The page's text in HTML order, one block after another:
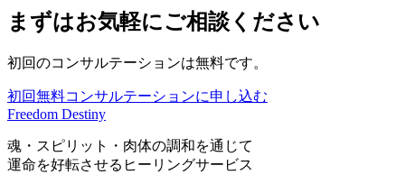
まずはお気軽にご相談ください
初回のコンサルテーションは無料です。
初回無料コンサルテーションに申し込む
Freedom Destiny
魂・スピリット・肉体の調和を通じて
運命を好転させるヒーリングサービス